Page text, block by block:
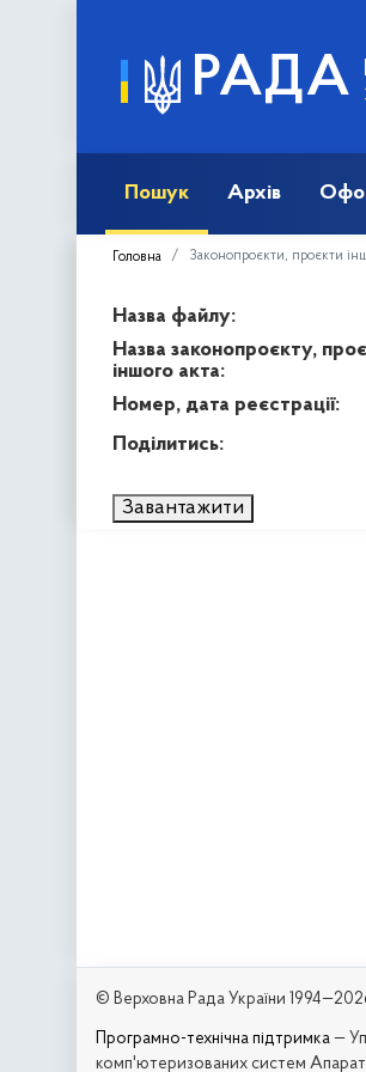
РАДА
Пошук Архів
Головна Законопроєкти, проєкти
Назва файлу:
Назва законопроєкту,
іншого акта:
Номер, дата реєстрації:
Поділитись:
Завантажити
© Верховна Рада України
Програмно-технічна підтримка —
комп'ютеризованих систем